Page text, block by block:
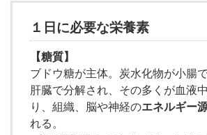
１日に必要な栄養素
【糖質】
ブドウ糖が主体。炭水化物が小腸で
肝臓で分解され、その多くが血液
り、組織、脳や神経のエネルギー
れる。